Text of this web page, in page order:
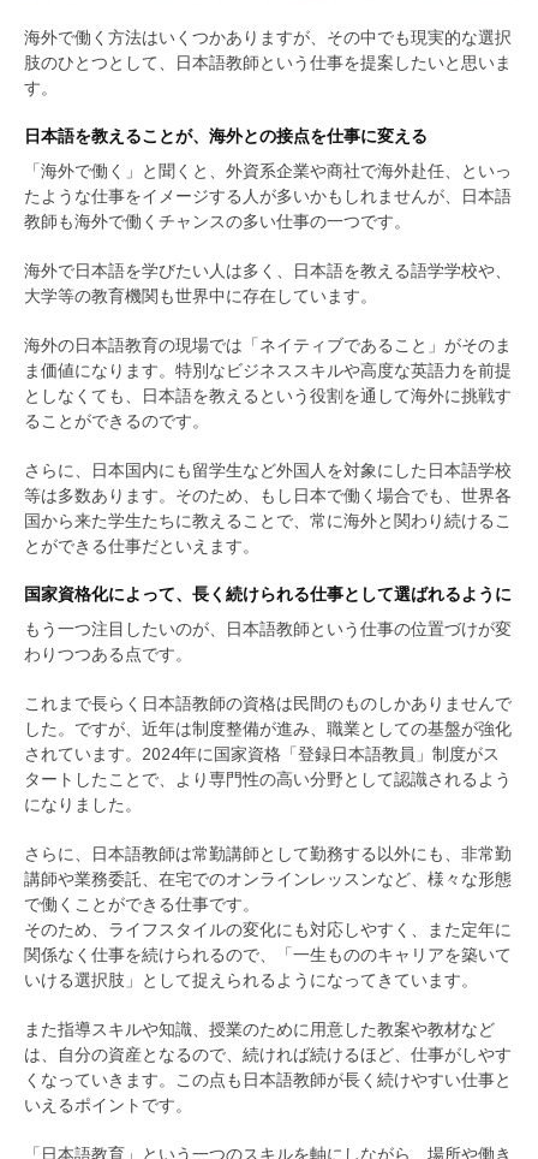
海外で働く方法はいくつかありますが、その中でも現実的な選択
肢のひとつとして、日本語教師という仕事を提案したいと思いま
す。
日本語を教えることが、海外との接点を仕事に変える
「海外で働く」と聞くと、外資系企業や商社で海外赴任、といっ
たような仕事をイメージする人が多いかもしれませんが、日本語
教師も海外で働くチャンスの多い仕事の一つです。
海外で日本語を学びたい人は多く、日本語を教える語学学校や、
大学等の教育機関も世界中に存在しています。
海外の日本語教育の現場では「ネイティブであること」がそのま
ま価値になります。特別なビジネススキルや高度な英語力を前提
としなくても、日本語を教えるという役割を通して海外に挑戦す
ることができるのです。
さらに、日本国内にも留学生など外国人を対象にした日本語学校
等は多数あります。そのため、もし日本で働く場合でも、世界各
国から来た学生たちに教えることで、常に海外と関わり続けるこ
とができる仕事だといえます。
国家資格化によって、長く続けられる仕事として選ばれるように
もう一つ注目したいのが、日本語教師という仕事の位置づけが変
わりつつある点です。
これまで長らく日本語教師の資格は民間のものしかありませんで
した。ですが、近年は制度整備が進み、職業としての基盤が強化
されています。2024年に国家資格「登録日本語教員」制度がス
タートしたことで、より専門性の高い分野として認識されるよう
になりました。
さらに、日本語教師は常勤講師として勤務する以外にも、非常勤
講師や業務委託、在宅でのオンラインレッスンなど、様々な形態
で働くことができる仕事です。
そのため、ライフスタイルの変化にも対応しやすく、また定年に
関係なく仕事を続けられるので、「一生もののキャリアを築いて
いける選択肢」として捉えられるようになってきています。
また指導スキルや知識、授業のために用意した教案や教材など
は、自分の資産となるので、続ければ続けるほど、仕事がしやす
くなっていきます。この点も日本語教師が長く続けやすい仕事と
いえるポイントです。
「日本語教育」という一つのスキルを軸にしながら、場所や働き